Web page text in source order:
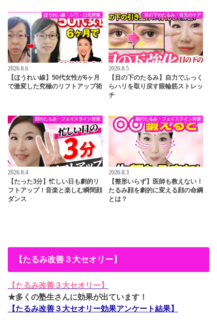
ほうれい線・シワ・口元対策
2026.8.6
【ほうれい線】50代女性が6ヶ月
で激変した究極のリフトアップ術
目の下のたるみ・目元のケア
2026.8.5
【目の下のたるみ】自力でふっく
らハリを取り戻す眼輪筋ストレッ
チ
顔のたるみ・フェイスライン対策
2026.8.4
【たった3分】忙しい日も劇的リ
フトアップ！音楽と楽しむ瞬間顔
ダンス
顔のたるみ・フェイスライン対策
2026.8.3
【整形いらず】医師も教えない！
たるみ顔を劇的に変える顔の命綱
とは？
【たるみ改善３大セオリー】
【たるみ改善３大セオリー】
★多くの塾生さんに効果が出ています！
【たるみ改善３大セオリー効果アンケート結果】